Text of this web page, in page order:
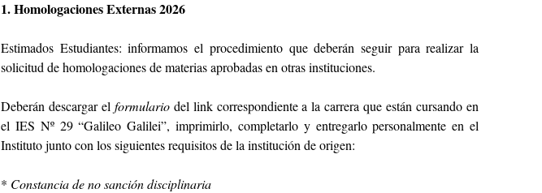
1. Homologaciones Externas 2026
Estimados Estudiantes: informamos el procedimiento que deberán seguir para realizar la
solicitud de homologaciones de materias aprobadas en otras instituciones.
Deberán descargar el formulario del link correspondiente a la carrera que están cursando en
el IES Nº 29 “Galileo Galilei”, imprimirlo, completarlo y entregarlo personalmente en el
Instituto junto con los siguientes requisitos de la institución de origen:
* Constancia de no sanción disciplinaria